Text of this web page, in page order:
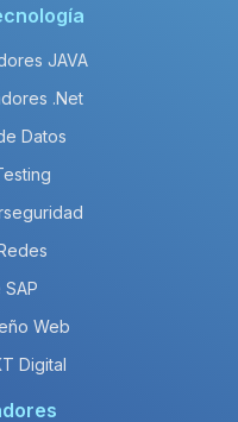
JAVA
.Net
Datos
Web
Digital